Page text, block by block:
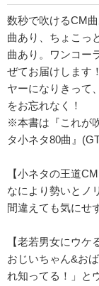
数秒で吹けるCM
曲あり、ちょこっ
曲あり。ワンコー
ぜてお届けします
ヤーになりきって
をお忘れなく！
※本書は『これが
タ小ネタ80曲』
【小ネタの王道CM
なにより勢いとノ
間違えても気にせ
【老若男女にウケ
おじいちゃん&お
れ知ってる！」と